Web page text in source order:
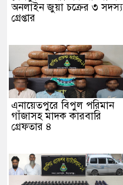
অনলাইন জুয়া চক্রের ৩ সদস্য
গ্রেপ্তার
এনায়েতপুরে বিপুল পরিমান
গাঁজাসহ মাদক কারবারি
গ্রেফতার ৪